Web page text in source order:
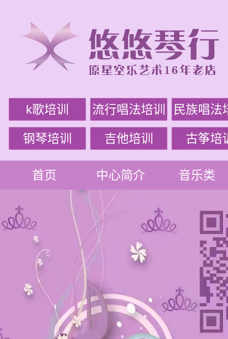
k歌培训 流行唱法培训 民族唱法
钢琴培训 吉他培训 古筝培
首页 中心简介 音乐类